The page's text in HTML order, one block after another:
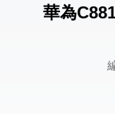
華為